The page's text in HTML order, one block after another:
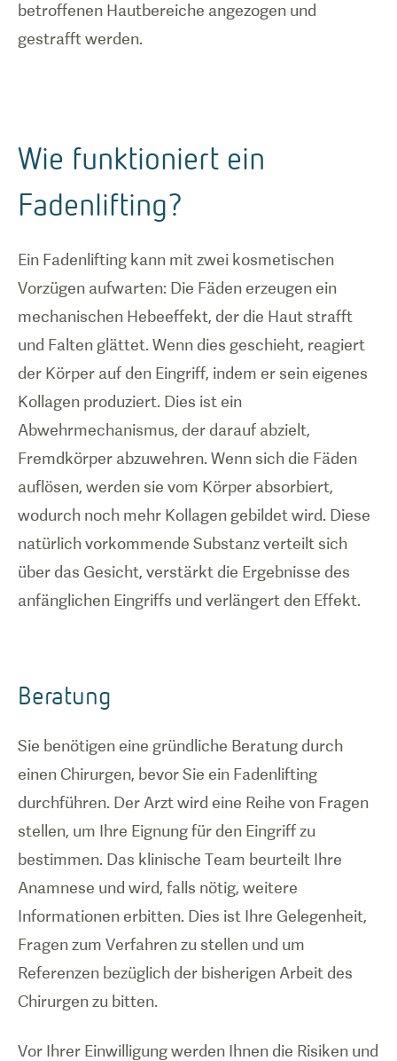
betroffenen Hautbereiche angezogen und
gestrafft werden.
Wie funktioniert ein
Fadenlifting?
Ein Fadenlifting kann mit zwei kosmetischen
Vorzügen aufwarten: Die Fäden erzeugen ein
mechanischen Hebeeffekt, der die Haut strafft
und Falten glättet. Wenn dies geschieht, reagiert
der Körper auf den Eingriff, indem er sein eigenes
Kollagen produziert. Dies ist ein
Abwehrmechanismus, der darauf abzielt,
Fremdkörper abzuwehren. Wenn sich die Fäden
auflösen, werden sie vom Körper absorbiert,
wodurch noch mehr Kollagen gebildet wird. Diese
natürlich vorkommende Substanz verteilt sich
über das Gesicht, verstärkt die Ergebnisse des
anfänglichen Eingriffs und verlängert den Effekt.
Beratung
Sie benötigen eine gründliche Beratung durch
einen Chirurgen, bevor Sie ein Fadenlifting
durchführen. Der Arzt wird eine Reihe von Fragen
stellen, um Ihre Eignung für den Eingriff zu
bestimmen. Das klinische Team beurteilt Ihre
Anamnese und wird, falls nötig, weitere
Informationen erbitten. Dies ist Ihre Gelegenheit,
Fragen zum Verfahren zu stellen und um
Referenzen bezüglich der bisherigen Arbeit des
Chirurgen zu bitten.
Vor Ihrer Einwilligung werden Ihnen die Risiken und